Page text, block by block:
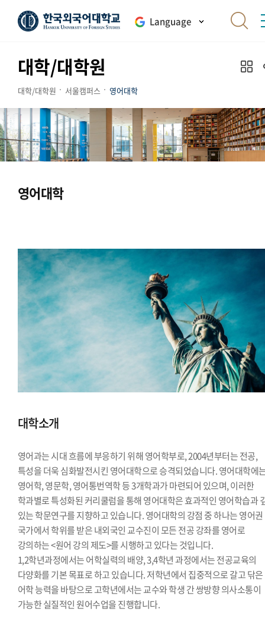
Language
대학/대학원
대학/대학원 서울캠퍼스 영어대학
영어대학
대학소개
영어과는 시대 흐름에 부응하기 위해 영어학부로, 2004년부터는 전공,
특성을 더욱 심화발전시킨 영어대학으로 승격되었습니다. 영어대학에
영어학, 영문학, 영어통번역학 등 3개학과가 마련되어 있으며, 이러한
학과별로 특성화된 커리쿨럼을 통해 영어대학은 효과적인 영어학습과
있는 학문연구를 지향하고 있습니다. 영어대학의 강점 중 하나는 영어권
국가에서 학위를 받은 내외국인 교수진이 모든 전공 강좌를 영어로
강의하는 <원어 강의 제도>를 시행하고 있다는 것입니다.
1,2학년과정에서는 어학실력의 배양, 3,4학년 과정에서는 전공교육의
다양화를 기본 목표로 하고 있습니다. 저학년에서 집중적으로 갈고 닦은
어학 능력을 바탕으로 고학년에서는 교수와 학생 간 쌍방향 의사소통이
가능한 실질적인 원어수업을 진행합니다.